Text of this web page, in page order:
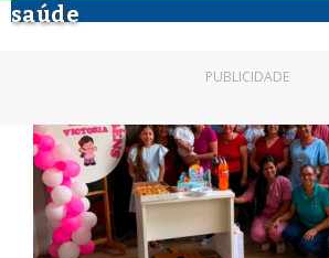
saúde
PUBLICIDADE